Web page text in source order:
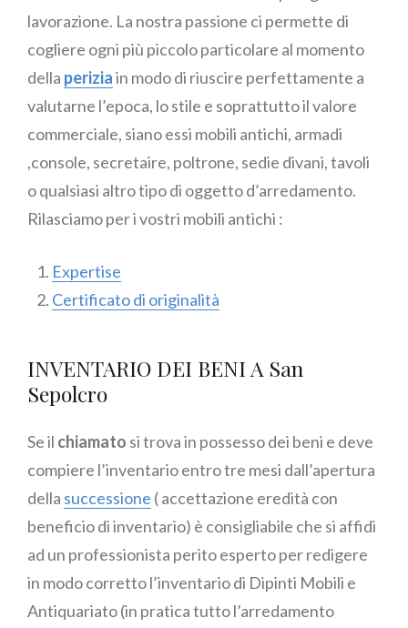
lavorazione. La nostra passione ci permette di
cogliere ogni più piccolo particolare al momento
della periziain modo di riuscire perfettamente a
valutarne l’epoca, lo stile e soprattutto il valore
commerciale, siano essi mobili antichi, armadi
,console, secretaire, poltrone, sedie divani, tavoli
o qualsiasi altro tipo di oggetto d’arredamento.
Rilasciamo per i vostri mobili antichi :
Expertise
Certificato di originalità
INVENTARIO DEI BENI A San
Sepolcro
Se il chiamato si trova in possesso dei beni e deve
compiere l’inventario entro tre mesi dall’apertura
della successione ( accettazione eredità con
beneficio di inventario) è consigliabile che si affidi
ad un professionista perito esperto per redigere
in modo corretto l’inventario di Dipinti Mobili e
Antiquariato (in pratica tutto l’arredamento